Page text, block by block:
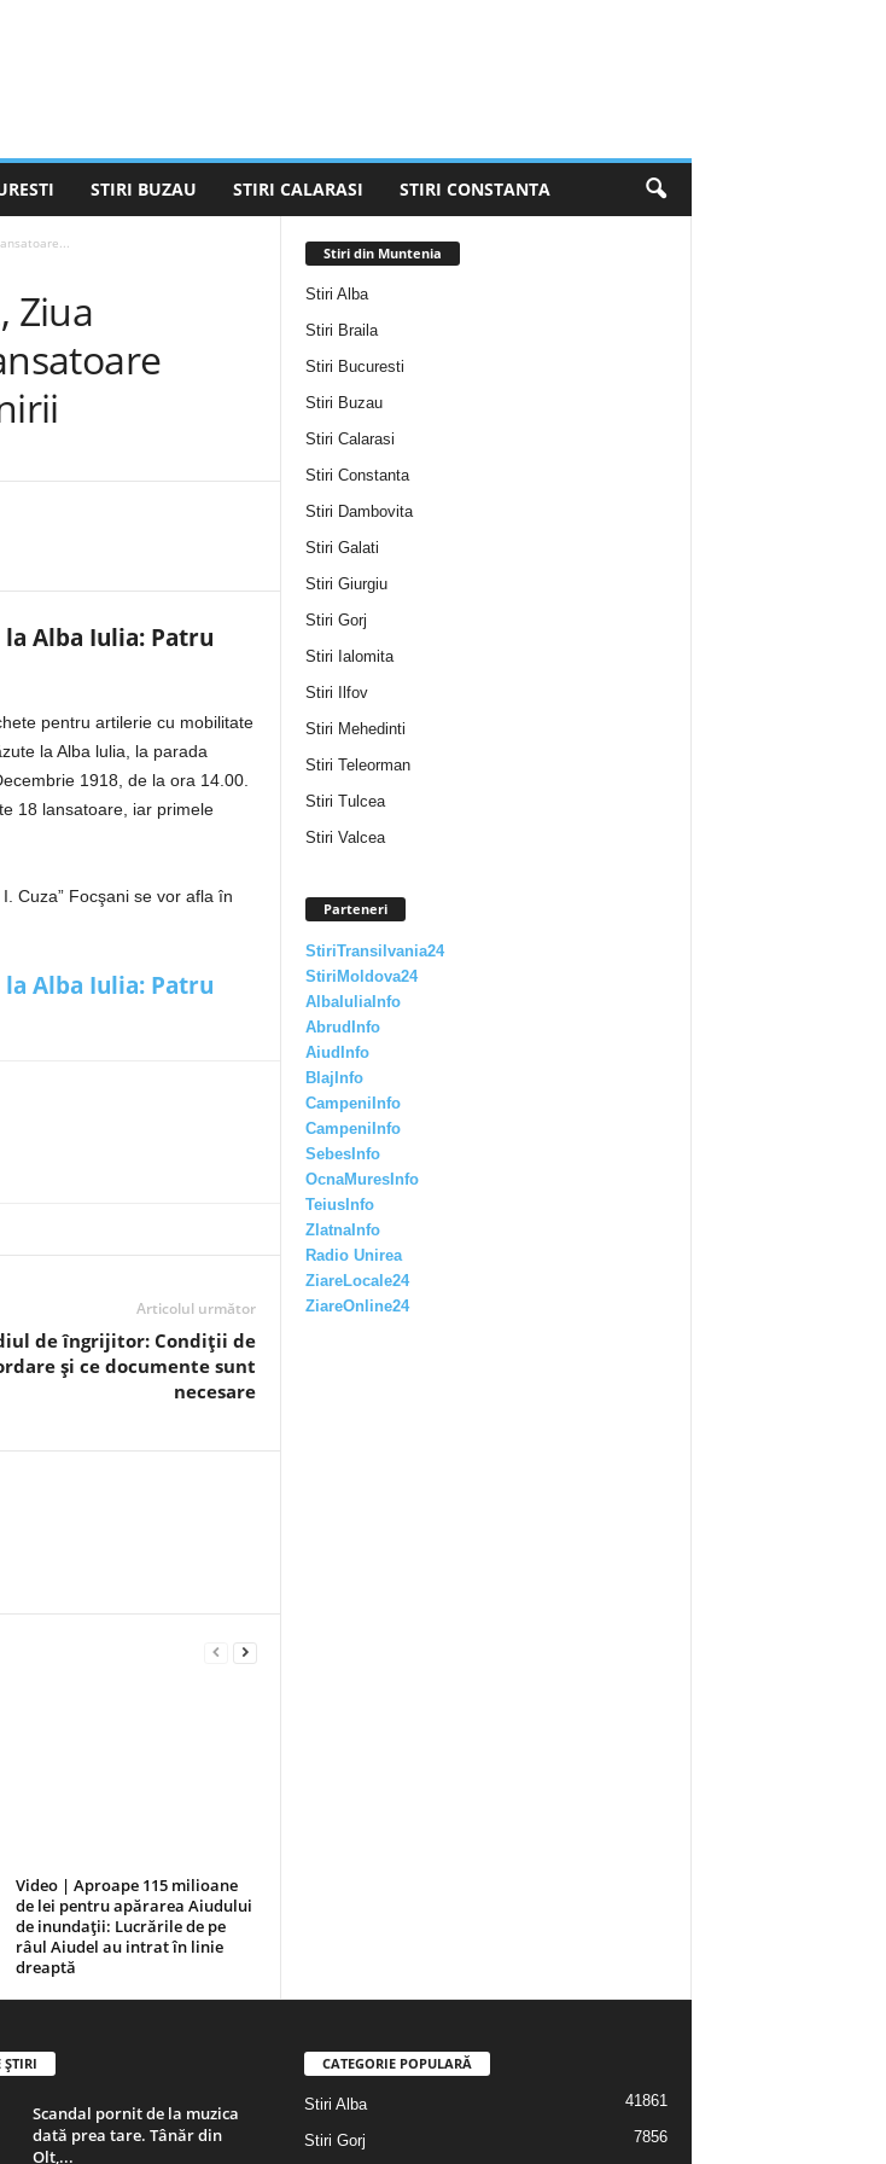
STIRI BUZAU STIRI CALARASI STIRI CONSTANTA
Ziua
Alba Iulia: Patru
pentru artilerie cu mobilitate
la Alba lulia, la parada
1918, de la ora 14.00.
18 lansatoare, iar primele
Cuza” Focşani se vor afla în
la Alba Iulia: Patru
Articolul următor
de îngrijitor: Condiții de
și ce documente sunt
necesare
Video | Aproape 115 milioane
de lei pentru apărarea Aiudului
de inundații: Lucrările de pe
râul Aiudel au intrat în linie
dreaptă
Stiri din Muntenia
Stiri Alba
Stiri Braila
Stiri Bucuresti
Stiri Buzau
Stiri Calarasi
Stiri Constanta
Stiri Dambovita
Stiri Galati
Stiri Giurgiu
Stiri Gorj
Stiri Ialomita
Stiri Ilfov
Stiri Mehedinti
Stiri Teleorman
Stiri Tulcea
Stiri Valcea
Parteneri
StiriTransilvania24
StiriMoldova24
AlbaIuliaInfo
AbrudInfo
AiudInfo
BlajInfo
CampeniInfo
CampeniInfo
SebesInfo
OcnaMuresInfo
TeiusInfo
ZlatnaInfo
Radio Unirea
ZiareLocale24
ZiareOnline24
Scandal pornit de la muzica
dată prea tare. Tânăr din
Olt,...
CATEGORIE POPULARĂ
Stiri Alba 41861
Stiri Gorj
7856